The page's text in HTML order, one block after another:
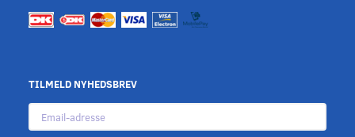
TILMELD NYHEDSBREV
Email-
adresse